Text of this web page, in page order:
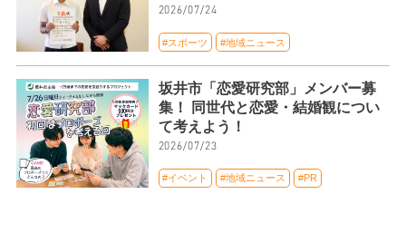
2026/07/24
#スポーツ #地域ニュース
坂井市「恋愛研究部」メンバー募
集！ 同世代と恋愛・結婚観につい
て考えよう！
2026/07/23
#イベント #地域ニュース #PR